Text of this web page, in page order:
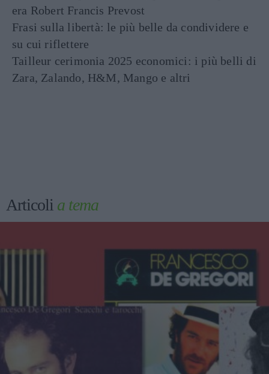
era Robert Francis Prevost
Frasi sulla libertà: le più belle da condividere e
su cui riflettere
Tailleur cerimonia 2025 economici: i più belli di
Zara, Zalando, H&M, Mango e altri
Articoli a tema